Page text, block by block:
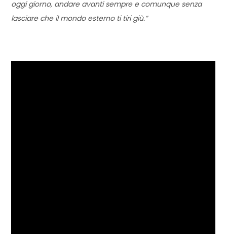
oggi giorno, andare avanti sempre e comunque senza
lasciare che il mondo esterno ti tiri giù.”